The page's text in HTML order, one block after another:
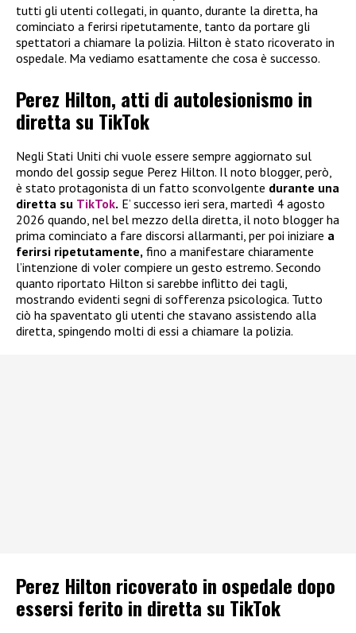
tutti gli utenti collegati, in quanto, durante la diretta, ha
cominciato a ferirsi ripetutamente, tanto da portare gli
spettatori a chiamare la polizia. Hilton è stato ricoverato in
ospedale. Ma vediamo esattamente che cosa è successo.
Perez Hilton, atti di autolesionismo in
diretta su TikTok
Negli Stati Uniti chi vuole essere sempre aggiornato sul
mondo del gossip segue Perez Hilton. Il noto blogger, però,
è stato protagonista di un fatto sconvolgente durante una
diretta su TikTok. E’ successo ieri sera, martedì 4 agosto
2026 quando, nel bel mezzo della diretta, il noto blogger ha
prima cominciato a fare discorsi allarmanti, per poi iniziare a
ferirsi ripetutamente, fino a manifestare chiaramente
l’intenzione di voler compiere un gesto estremo. Secondo
quanto riportato Hilton si sarebbe inflitto dei tagli,
mostrando evidenti segni di sofferenza psicologica. Tutto
ciò ha spaventato gli utenti che stavano assistendo alla
diretta, spingendo molti di essi a chiamare la polizia.
Perez Hilton ricoverato in ospedale dopo
essersi ferito in diretta su TikTok